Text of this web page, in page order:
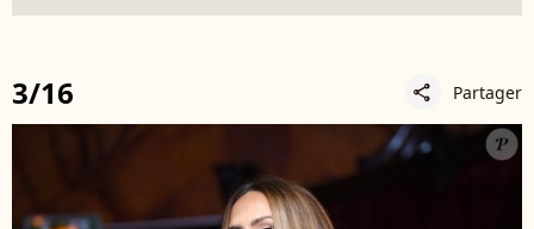
3/16 share Partager